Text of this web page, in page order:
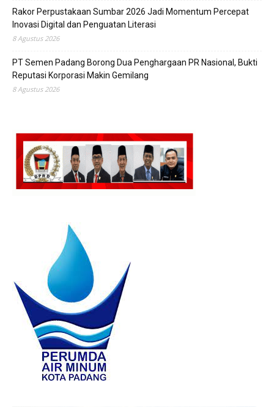
Rakor Perpustakaan Sumbar 2026 Jadi Momentum Percepat
Inovasi Digital dan Penguatan Literasi
8 Agustus 2026
PT Semen Padang Borong Dua Penghargaan PR Nasional, Bukti
Reputasi Korporasi Makin Gemilang
8 Agustus 2026